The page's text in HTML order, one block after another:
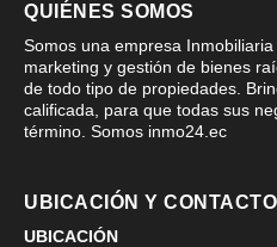
QUIÉNES SOMOS
Somos una empresa
marketing y gestión de bienes
de todo tipo de propiedades.
calificada, para que todas sus
término. Somos inmo24.ec
UBICACIÓN Y CONTACTO
UBICACIÓN